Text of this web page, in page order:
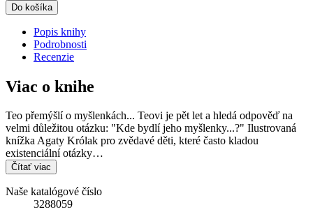
Do košíka
Popis knihy
Podrobnosti
Recenzie
Viac o knihe
Teo přemýšlí o myšlenkách... Teovi je pět let a hledá odpověď na
velmi důležitou otázku: "Kde bydlí jeho myšlenky...?" Ilustrovaná
knížka Agaty Królak pro zvědavé děti, které často kladou
existenciální otázky…
Čítať viac
Naše katalógové číslo
3288059